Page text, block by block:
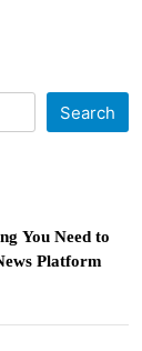
Search
You Need to
Platform